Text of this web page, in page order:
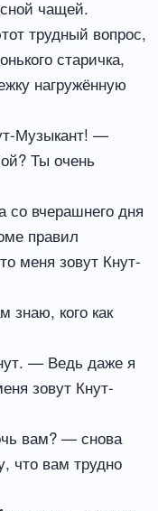
чащей.
трудный вопрос,
старичка,
нагружённую
Музыкант! —
Ты очень
со вчерашнего дня
правил
меня зовут Кнут-
кого как
— Ведь даже я
зовут Кнут-
вам? — снова
что вам трудно